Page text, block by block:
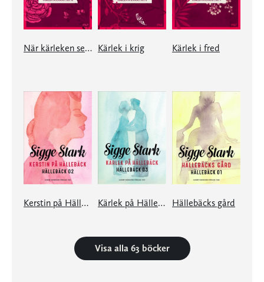
När kärleken segrar Kärlek i krig Kärlek i fred
Kerstin på Hällebäck Kärlek på Hällebäck Hällebäcks gård
Visa alla 63 böcker